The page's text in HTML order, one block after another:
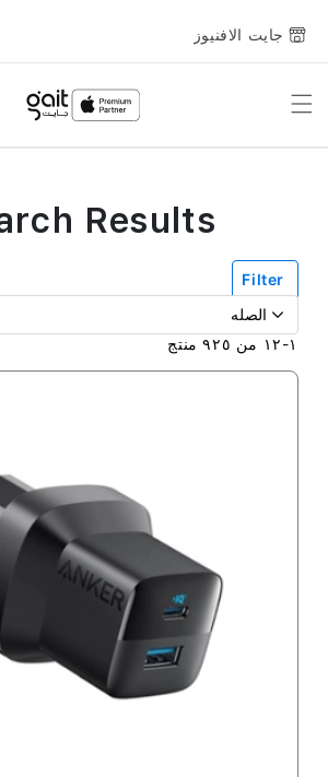
جايت الافنيوز
Toggle
Filter
١-١٢ من ٩٢٥منتج
Results